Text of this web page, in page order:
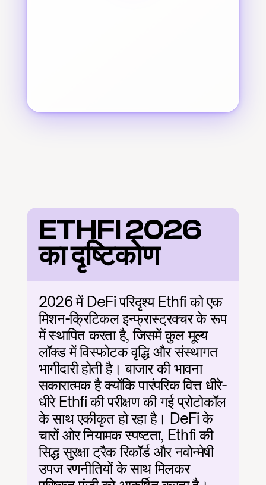
ETHFI 2026
का दृष्टिकोण
2026 में DeFi परिदृश्य Ethfi को एक
मिशन-क्रिटिकल इन्फ्रास्ट्रक्चर के रूप
में स्थापित करता है, जिसमें कुल मूल्य
लॉक्ड में विस्फोटक वृद्धि और संस्थागत
भागीदारी होती है। बाजार की भावना
सकारात्मक है क्योंकि पारंपरिक वित्त धीरे-
धीरे Ethfi की परीक्षण की गई प्रोटोकॉल
के साथ एकीकृत हो रहा है। DeFi के
चारों ओर नियामक स्पष्टता, Ethfi की
सिद्ध सुरक्षा ट्रैक रिकॉर्ड और नवोन्मेषी
उपज रणनीतियों के साथ मिलकर